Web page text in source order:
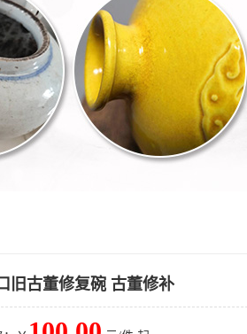
旧古董修复碗 古董修补